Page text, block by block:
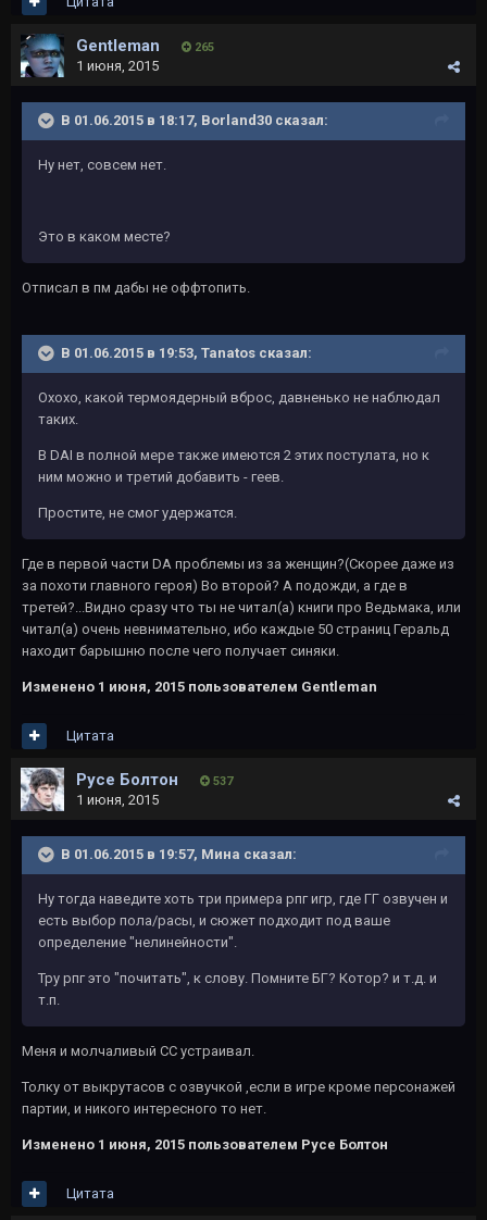
Gentleman 265
1 июня, 2015
В 01.06.2015 в 18:17, Borland30 сказал:
Ну нет, совсем нет.
Это в каком месте?
Отписал в пм дабы не оффтопить.
В 01.06.2015 в 19:53, Tanatos сказал:
Охохо, какой термоядерный вброс, давненько не наблюдал
таких.
В DAI в полной мере также имеются 2 этих постулата, но к
ним можно и третий добавить - геев.
Простите, не смог удержатся.
Где в первой части DA проблемы из за женщин?(Скорее даже из
за похоти главного героя) Во второй? А подожди, а где в
третей?...Видно сразу что ты не читал(а) книги про Ведьмака, или
читал(а) очень невнимательно, ибо каждые 50 страниц Геральд
находит барышню после чего получает синяки.
Изменено 1 июня, 2015 пользователем Gentleman
Цитата
Русе Болтон 537
1 июня, 2015
В 01.06.2015 в 19:57, Мина сказал:
Ну тогда наведите хоть три примера рпг игр, где ГГ озвучен и
есть выбор пола/расы, и сюжет подходит под ваше
определение "нелинейности".
Тру рпг это "почитать", к слову. Помните БГ? Котор? и т.д. и
т.п.
Меня и молчаливый СС устраивал.
Толку от выкрутасов с озвучкой ,если в игре кроме персонажей
партии, и никого интересного то нет.
Изменено 1 июня, 2015 пользователем Русе Болтон
Цитата